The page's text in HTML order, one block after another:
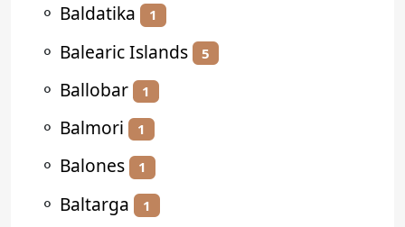
⚬ Baldatika 1
⚬ Balearic Islands 5
⚬ Ballobar 1
⚬ Balmori 1
⚬ Balones 1
⚬ Baltarga 1